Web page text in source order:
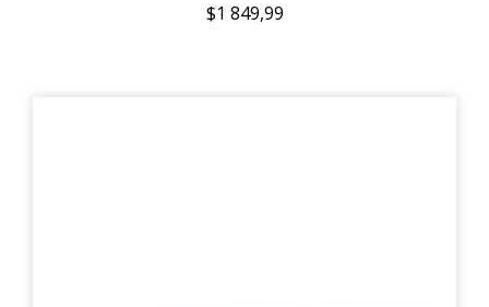
$1 849,99